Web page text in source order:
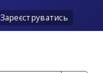
Зареєструватись